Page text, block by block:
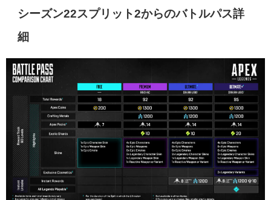
シーズン22スプリット2からのバトルパス詳
細